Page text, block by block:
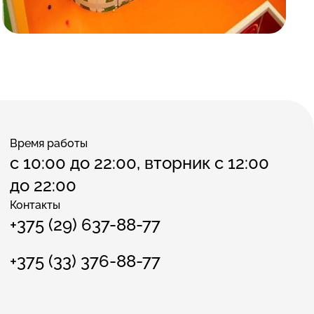
Время работы
с 10:00 до 22:00, вторник с 12:00
до 22:00
Контакты
+375 (29) 637-88-77
+375 (33) 376-88-77